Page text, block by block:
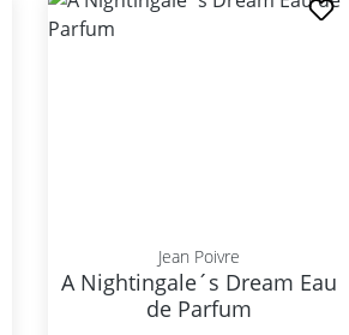
Jean Poivre
A Nightingale´s Dream Eau
de Parfum